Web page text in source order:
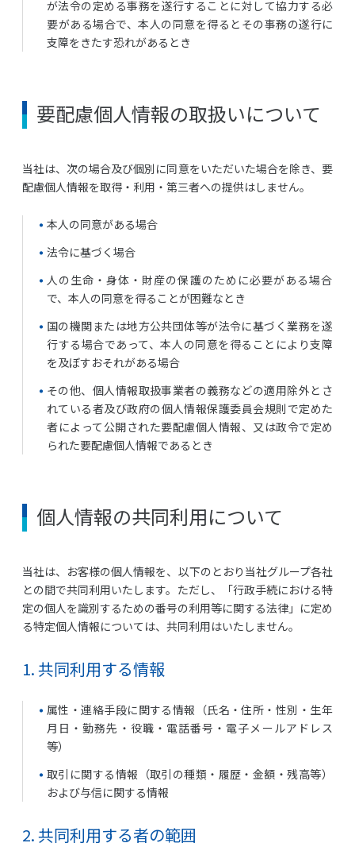
が法令の定める事務を遂行することに対して協力する必
要がある場合で、本人の同意を得るとその事務の遂行に
支障をきたす恐れがあるとき
要配慮個人情報の取扱いについて
当社は、次の場合及び個別に同意をいただいた場合を除き、要
配慮個人情報を取得・利用・第三者への提供はしません。
本人の同意がある場合
法令に基づく場合
人の生命・身体・財産の保護のために必要がある場合
で、本人の同意を得ることが困難なとき
国の機関または地方公共団体等が法令に基づく業務を遂
行する場合であって、本人の同意を得ることにより支障
を及ぼすおそれがある場合
その他、個人情報取扱事業者の義務などの適用除外とさ
れている者及び政府の個人情報保護委員会規則で定めた
者によって公開された要配慮個人情報、又は政令で定め
られた要配慮個人情報であるとき
個人情報の共同利用について
当社は、お客様の個人情報を、以下のとおり当社グループ各社
との間で共同利用いたします。ただし、「行政手続における特
定の個人を識別するための番号の利用等に関する法律」に定め
る特定個人情報については、共同利用はいたしません。
1. 共同利用する情報
属性・連絡手段に関する情報（氏名・住所・性別・生年
月日・勤務先・役職・電話番号・電子メールアドレス
等）
取引に関する情報（取引の種類・履歴・金額・残高等）
および与信に関する情報
2. 共同利用する者の範囲